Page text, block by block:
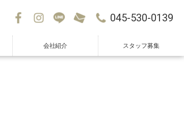
045-530-0139
会社紹介 スタッフ募集